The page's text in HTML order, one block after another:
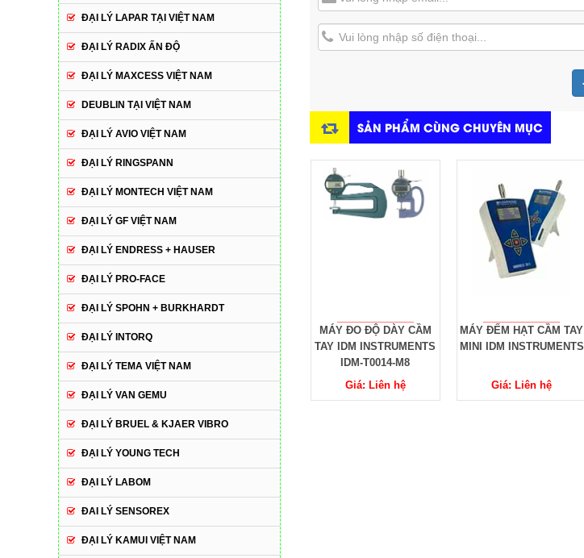
SẢN PHẨM CÙNG CHUYÊN MỤC
Máy đo độ bóng giấy
TND-AGT012513E - M1
Giá: Liên hệ Giá: Liên hệ
MÁY ĐO ĐỘ DÀY CẦM
TAY IDM INSTRUMENTS
IDM-T0014-M8
Giá: Liên hệ
MÁY ĐẾM HẠT CẦM TAY
MINI IDM INSTRUMENTS
Giá: Liên hệ
ĐẠI LÝ LAPAR TẠI VIỆT NAM
ĐẠI LÝ RADIX ẤN ĐỘ
ĐẠI LÝ MAXCESS VIỆT NAM
DEUBLIN TẠI VIỆT NAM
ĐẠI LÝ AVIO VIỆT NAM
ĐẠI LÝ RINGSPANN
ĐẠI LÝ MONTECH VIỆT NAM
ĐẠI LÝ GF VIỆT NAM
ĐẠI LÝ ENDRESS + HAUSER
ĐẠI LÝ PRO-FACE
ĐẠI LÝ SPOHN + BURKHARDT
ĐẠI LÝ INTORQ
ĐẠI LÝ TEMA VIỆT NAM
ĐẠI LÝ VAN GEMU
ĐẠI LÝ BRUEL & KJAER VIBRO
ĐẠI LÝ YOUNG TECH
ĐẠI LÝ LABOM
ĐAI LÝ SENSOREX
ĐẠI LÝ KAMUI VIỆT NAM